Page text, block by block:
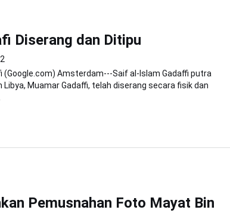
Diserang dan Ditipu
(Google.com) Amsterdam---Saif al-Islam Gadaffi putra
Muamar Gadaffi, telah diserang secara fisik dan
Pemusnahan Foto Mayat Bin